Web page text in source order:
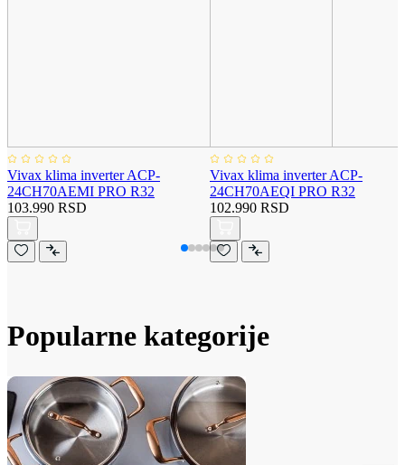
Vivax klima inverter ACP-
24CH70AEMI PRO R32
103.990 RSD
Vivax klima inverter ACP-
24CH70AEQI PRO R32
102.990 RSD
Popularne kategorije